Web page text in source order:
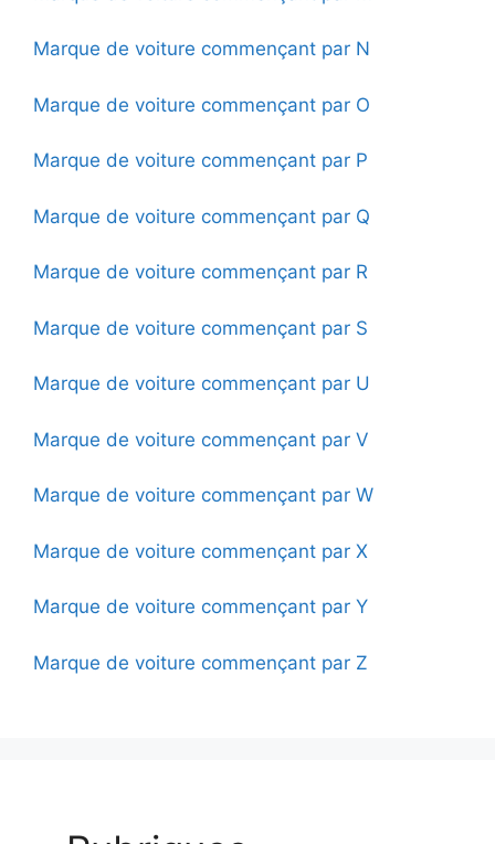
Marque de voiture commençant par N
Marque de voiture commençant par O
Marque de voiture commençant par P
Marque de voiture commençant par Q
Marque de voiture commençant par R
Marque de voiture commençant par S
Marque de voiture commençant par U
Marque de voiture commençant par V
Marque de voiture commençant par W
Marque de voiture commençant par X
Marque de voiture commençant par Y
Marque de voiture commençant par Z